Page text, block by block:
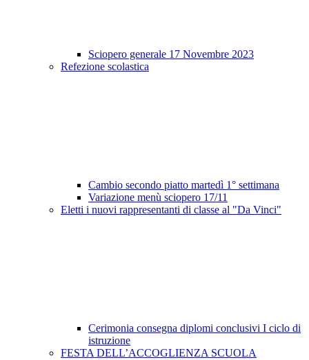
Sciopero generale 17 Novembre 2023
Refezione scolastica
Cambio secondo piatto martedì 1° settimana
Variazione menù sciopero 17/11
Eletti i nuovi rappresentanti di classe al "Da Vinci"
Cerimonia consegna diplomi conclusivi I ciclo di
istruzione
FESTA DELL’ACCOGLIENZA SCUOLA